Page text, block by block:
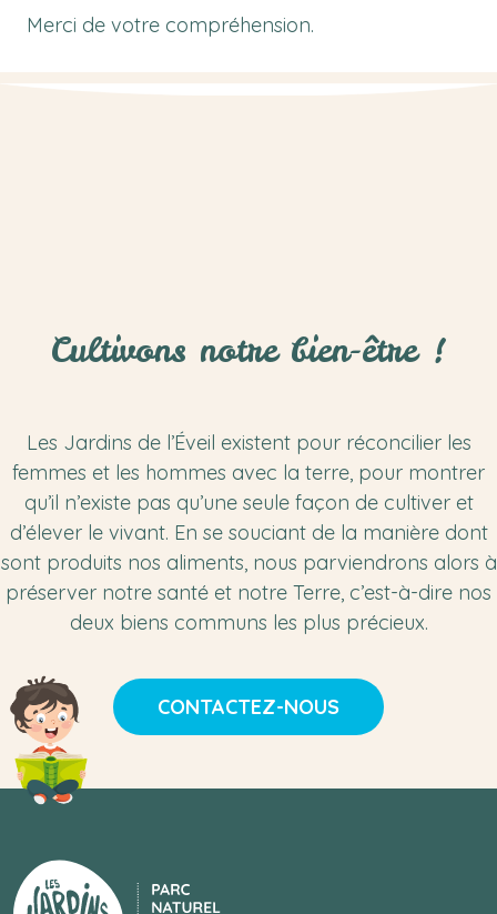
Merci de votre compréhension.
Cultivons notre bien-être !
Les Jardins de l’Éveil existent pour réconcilier les
femmes et les hommes avec la terre, pour montrer
qu’il n’existe pas qu’une seule façon de cultiver et
d’élever le vivant. En se souciant de la manière dont
sont produits nos aliments, nous parviendrons alors à
préserver notre santé et notre Terre, c’est-à-dire nos
deux biens communs les plus précieux.
CONTACTEZ-NOUS